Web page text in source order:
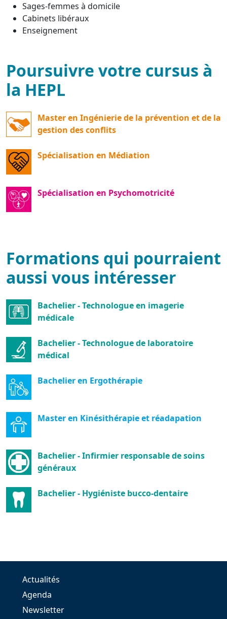
Sages-femmes à domicile
Cabinets libéraux
Enseignement
Poursuivre votre cursus à
la HEPL
Master en Ingénierie de la prévention et de la
gestion des conflits
Spécialisation en Médiation
Spécialisation en Psychomotricité
Formations qui pourraient
aussi vous intéresser
Bachelier - Technologue en imagerie
médicale
Bachelier - Technologue de laboratoire
médical
Bachelier en Ergothérapie
Master en Kinésithérapie et réadapation
Bachelier - Infirmier responsable de soins
généraux
Bachelier - Hygiéniste bucco-dentaire
Actualités
Agenda
Newsletter